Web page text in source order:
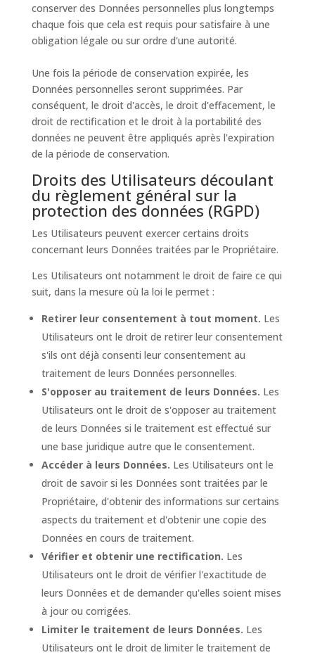
conserver des Données personnelles plus longtemps
chaque fois que cela est requis pour satisfaire à une
obligation légale ou sur ordre d'une autorité.
Une fois la période de conservation expirée, les
Données personnelles seront supprimées. Par
conséquent, le droit d'accès, le droit d'effacement, le
droit de rectification et le droit à la portabilité des
données ne peuvent être appliqués après l'expiration
de la période de conservation.
Droits des Utilisateurs découlant
du règlement général sur la
protection des données (RGPD)
Les Utilisateurs peuvent exercer certains droits
concernant leurs Données traitées par le Propriétaire.
Les Utilisateurs ont notamment le droit de faire ce qui
suit, dans la mesure où la loi le permet :
Retirer leur consentement à tout moment. Les
Utilisateurs ont le droit de retirer leur consentement
s'ils ont déjà consenti leur consentement au
traitement de leurs Données personnelles.
S'opposer au traitement de leurs Données. Les
Utilisateurs ont le droit de s'opposer au traitement
de leurs Données si le traitement est effectué sur
une base juridique autre que le consentement.
Accéder à leurs Données. Les Utilisateurs ont le
droit de savoir si les Données sont traitées par le
Propriétaire, d'obtenir des informations sur certains
aspects du traitement et d'obtenir une copie des
Données en cours de traitement.
Vérifier et obtenir une rectification. Les
Utilisateurs ont le droit de vérifier l'exactitude de
leurs Données et de demander qu'elles soient mises
à jour ou corrigées.
Limiter le traitement de leurs Données. Les
Utilisateurs ont le droit de limiter le traitement de